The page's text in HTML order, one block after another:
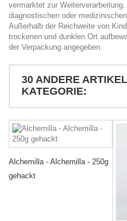
vermarktet zur
diagnostischen oder
Außerhalb der Reichweite von
trockenen und dunklen Ort
der Verpackung angegeben.
30 ANDERE
KATEGORIE:
Alchemilla - Alchemilla - 250g
gehackt